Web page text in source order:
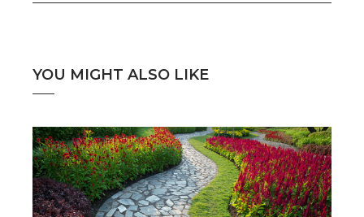
YOU MIGHT ALSO LIKE